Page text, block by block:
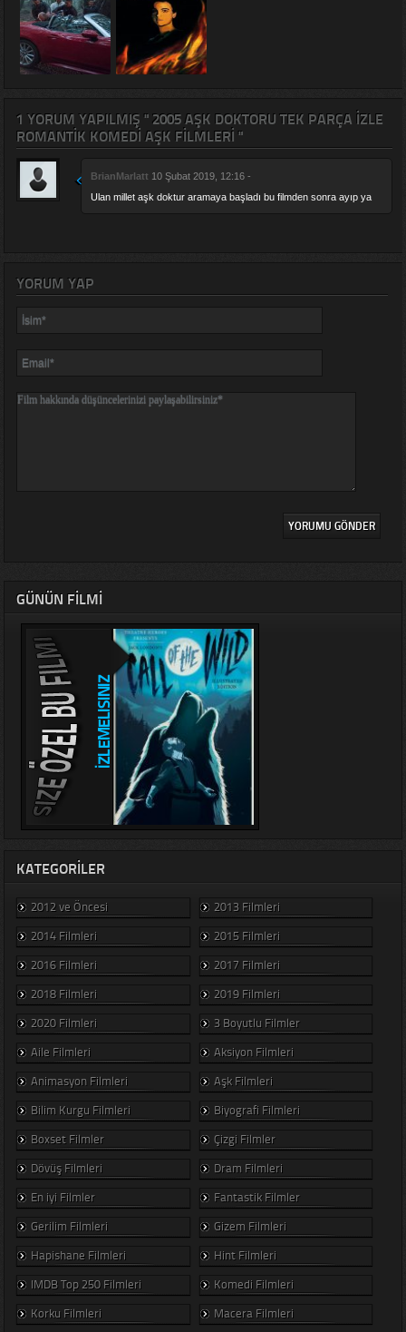
1 YORUM YAPILMIŞ " 2005 AŞK DOKTORU TEK PARÇA IZLE
ROMANTIK KOMEDI AŞK FILMLERI "
BrianMarlatt 10 Şubat 2019, 12:16 -
Ulan millet aşk doktur aramaya başladı bu filmden sonra ayıp ya
YORUM YAP
GÜNÜN FILMI
KATEGORILER
2012 ve Öncesi
2013 Filmleri
2014 Filmleri
2015 Filmleri
2016 Filmleri
2017 Filmleri
2018 Filmleri
2019 Filmleri
2020 Filmleri
3 Boyutlu Filmler
Aile Filmleri
Aksiyon Filmleri
Animasyon Filmleri
Aşk Filmleri
Bilim Kurgu Filmleri
Biyografi Filmleri
Boxset Filmler
Çizgi Filmler
Dövüş Filmleri
Dram Filmleri
En iyi Filmler
Fantastik Filmler
Gerilim Filmleri
Gizem Filmleri
Hapishane Filmleri
Hint Filmleri
IMDB Top 250 Filmleri
Komedi Filmleri
Korku Filmleri
Macera Filmleri